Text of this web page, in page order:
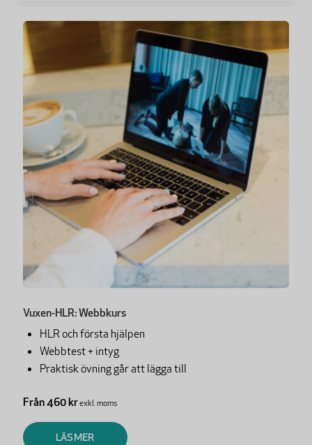
Vuxen-HLR: Webbkurs
HLR och första hjälpen
Webbtest + intyg
Praktisk övning går att lägga till
Från 460 krexkl. moms
LÄS MER